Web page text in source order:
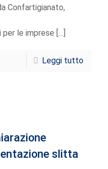
Confartigianato,
per le imprese […]
Leggi tutto
slitta